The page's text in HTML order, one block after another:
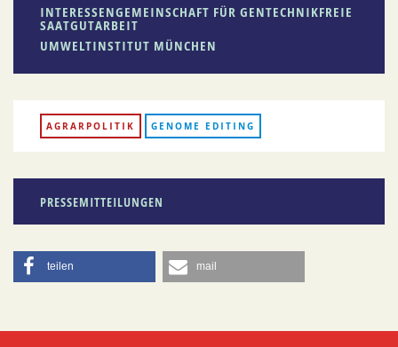
INTERESSENGEMEINSCHAFT FÜR GENTECHNIKFREIE
SAATGUTARBEIT
UMWELTINSTITUT MÜNCHEN
AGRARPOLITIK GENOME EDITING
PRESSEMITTEILUNGEN
teilen mail